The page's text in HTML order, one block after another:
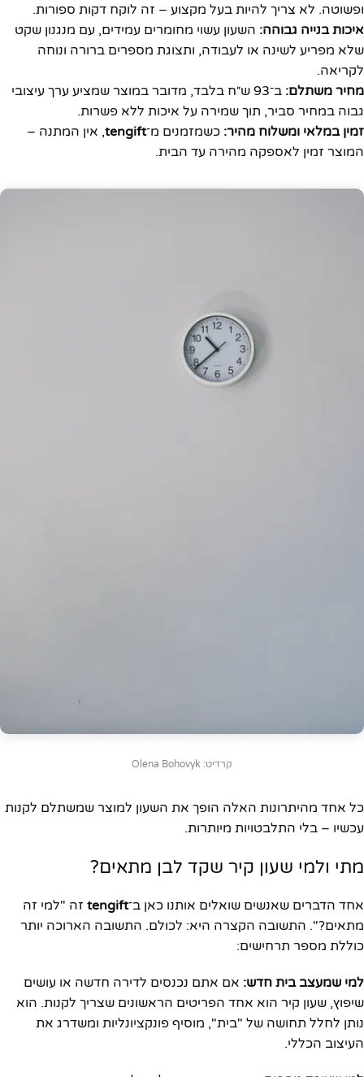
ופשוטה. לא צריך להיות בעל מקצוע – זה לוקח דקות ספורות.
איכות בנייה גבוהה: השעון עשוי מחומרים עמידים, עם מנגנון שקט
שלא מפריע לשינה או לעבודה, ותצוגת מספרים ברורה ונוחה
לקריאה.
מחיר משתלם:
ב־93 ש״ח בלבד, מדובר במוצר שמציע ערך עיצובי
גבוה במחיר סביר, תוך שמירה על איכות ללא פשרות.
זמין במלאי ומשלוח מהיר: כשמזמנים מ־tengift, אין המתנה –
המוצר זמין לאספקה מהירה עד הבית.
קרדיט: Olena Bohovyk
כל אחד מהיתרונות האלה הופך את השעון למוצר שמשתלם לקנות
עכשיו – בלי התלבטויות מיותרות.
מתי ולמי שעון קיר שקד לבן מתאים?
אחד הדברים שאנשים שואלים אותנו כאן ב־tengift זה "למי זה
מתאים?". התשובה הקצרה היא: לכולם. התשובה הארוכה יותר
כוללת מספר תרחישים:
למי שמעצב בית חדש: אם אתם נכנסים לדירה חדשה או עושים
שיפוץ, שעון קיר הוא אחד הפריטים הראשונים שצריך לקנות. הוא
נותן לחלל תחושה של "בית", מוסיף פונקציונליות ומשדרג את
העיצוב הכללי.